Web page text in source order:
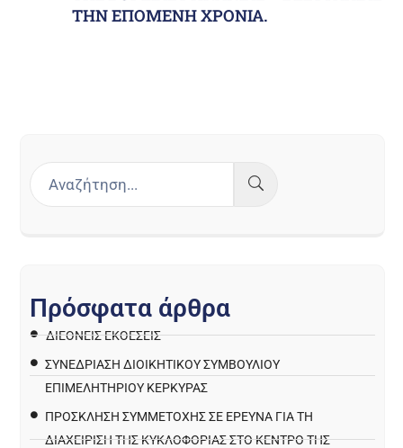
ΤΗΝ ΕΠΟΜΕΝΗ ΧΡΟΝΙΑ.
Πρόσφατα άρθρα
ΔΙΕΘΝΕΙΣ ΕΚΘΕΣΕΙΣ
ΣΥΝΕΔΡΙΑΣΗ ΔΙΟΙΚΗΤΙΚΟΥ ΣΥΜΒΟΥΛΙΟΥ
ΕΠΙΜΕΛΗΤΗΡΙΟΥ ΚΕΡΚΥΡΑΣ
ΠΡΌΣΚΛΗΣΗ ΣΥΜΜΕΤΟΧΉΣ ΣΕ ΈΡΕΥΝΑ ΓΙΑ ΤΗ
ΔΙΑΧΕΊΡΙΣΗ ΤΗΣ ΚΥΚΛΟΦΟΡΊΑΣ ΣΤΟ ΚΈΝΤΡΟ ΤΗΣ